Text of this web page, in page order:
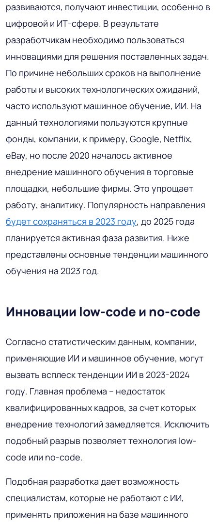
развиваются, получают инвестиции, особенно в
цифровой и ИТ-сфере. В результате
разработчикам необходимо пользоваться
инновациями для решения поставленных задач.
По причине небольших сроков на выполнение
работы и высоких технологических ожиданий,
часто используют машинное обучение, ИИ. На
данный технологиями пользуются крупные
фонды, компании, к примеру, Google, Netflix,
eBay, но после 2020 началось активное
внедрение машинного обучения в торговые
площадки, небольшие фирмы. Это упрощает
работу, аналитику. Популярность направления
будет сохраняться в 2023 году, до 2025 года
планируется активная фаза развития. Ниже
представлены основные тенденции машинного
обучения на 2023 год.
Инновации low-code и no-code
Согласно статистическим данным, компании,
применяющие ИИ и машинное обучение, могут
вызвать всплеск тенденции ИИ в 2023-2024
году. Главная проблема – недостаток
квалифицированных кадров, за счет которых
внедрение технологий замедляется. Исключить
подобный разрыв позволяет технология low-
code или no-code.
Подобная разработка дает возможность
специалистам, которые не работают с ИИ,
применять приложения на базе машинного